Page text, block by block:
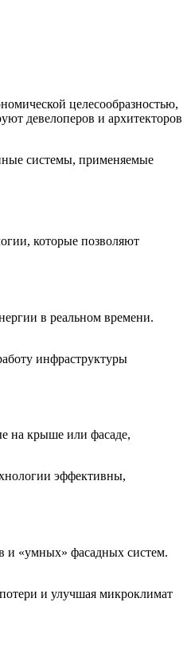
целесообразностью,
девелоперов и архитекторов
системы, применяемые
которые позволяют
в реальном времени.
инфраструктуры
на крыше или фасаде,
эффективны,
и «умных» фасадных систем.
и улучшая микроклимат